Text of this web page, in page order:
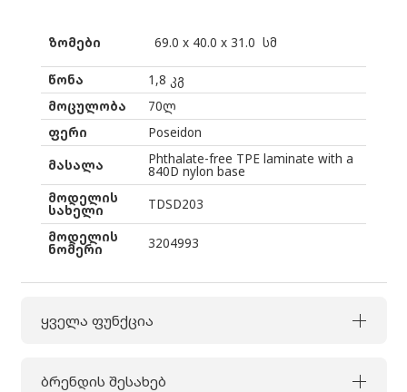
ზომები 69.0 x 40.0 x 31.0 სმ
წონა
1,8 კგ
მოცულობა
70ლ
ფერი
Poseidon
მასალა
Phthalate-free TPE laminate with a
840D nylon base
მოდელის
სახელი
TDSD203
მოდელის
ნომერი 3204993
ყველა ფუნქცია
ბრენდის შესახებ